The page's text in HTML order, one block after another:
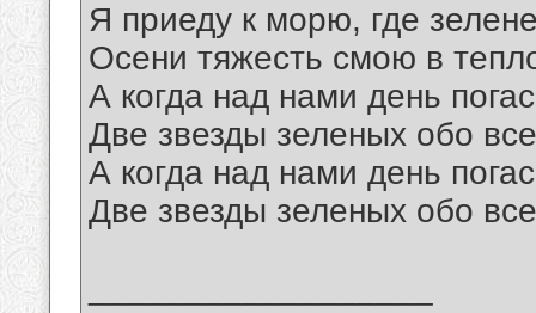
Я приеду к морю, где
Осени тяжесть смою в
А когда над нами день
Две звезды зеленых обо
А когда над нами день
Две звезды зеленых обо